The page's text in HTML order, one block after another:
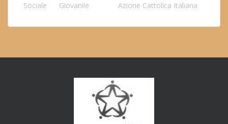
Sociale
Giovanile
Azione Cattolica Italiana